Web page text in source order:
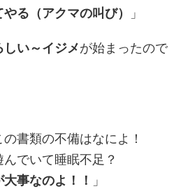
る（アクマの叫び） 」
い～イジメが始まったので
書類の不備はなによ！
でいて睡眠不足？
事なのよ！！
」